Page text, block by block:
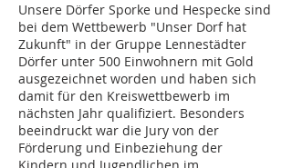
Unsere Dörfer Sporke und Hespecke sind
bei dem Wettbewerb "Unser Dorf hat
Zukunft" in der Gruppe Lennestädter
Dörfer unter 500 Einwohnern mit Gold
ausgezeichnet worden und haben sich
damit für den Kreiswettbewerb im
nächsten Jahr qualifiziert. Besonders
beeindruckt war die Jury von der
Förderung und Einbeziehung der